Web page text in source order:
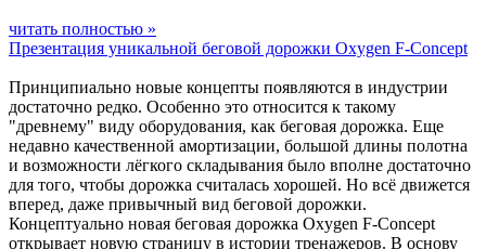
читать полностью »
Презентация уникальной беговой дорожки Oxygen F-Concept
Принципиально новые концепты появляются в индустрии
достаточно редко. Особенно это относится к такому
"древнему" виду оборудования, как беговая дорожка. Еще
недавно качественной амортизации, большой длины полотна
и возможности лёгкого складывания было вполне достаточно
для того, чтобы дорожка считалась хорошей. Но всё движется
вперед, даже привычный вид беговой дорожки.
Концептуально новая беговая дорожка Oxygen F-Concept
открывает новую страницу в истории тренажеров. В основу